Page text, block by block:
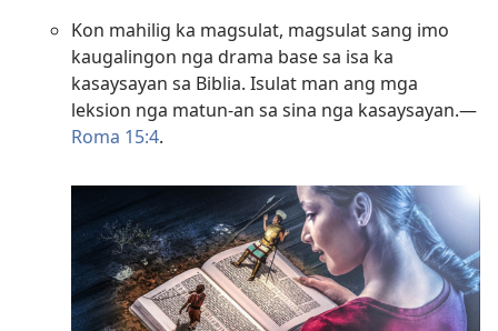
Kon mahilig ka magsulat, magsulat sang imo
kaugalingon nga drama base sa isa ka
kasaysayan sa Biblia. Isulat man ang mga
leksion nga matun-an sa sina nga kasaysayan.—
Roma 15:4.